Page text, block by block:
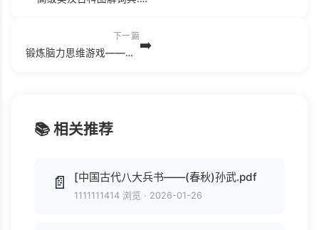
下一篇
锻炼脑力思维游戏——科学画谜(2).pdf ➡️
📚 相关推荐
📄 [中国古代八大兵书——(春秋)孙武.pdf
1111111414 浏览 · 2026-01-26